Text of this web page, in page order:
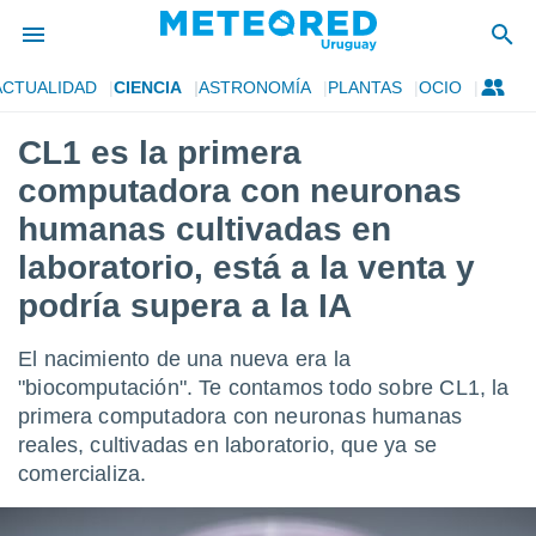
de
ha
por
para
la
que se
calidad.
a este
las
y
forma
CIENCIA ASTRONOMÍA PLANTAS OCIO
CL1 es la primera
computadora con neuronas
humanas cultivadas en
laboratorio, está a la venta y
podría supera a la IA
El nacimiento de una nueva era la
"biocomputación". Te contamos todo sobre CL1, la
primera computadora con neuronas humanas
reales, cultivadas en laboratorio, que ya se
comercializa.